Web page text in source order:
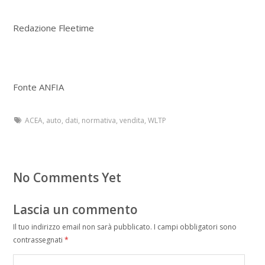
Redazione Fleetime
Fonte ANFIA
ACEA, auto, dati, normativa,vendita,WLTP
No Comments Yet
Lascia un commento
Il tuo indirizzo email non sarà pubblicato. I campi obbligatori sono
contrassegnati *